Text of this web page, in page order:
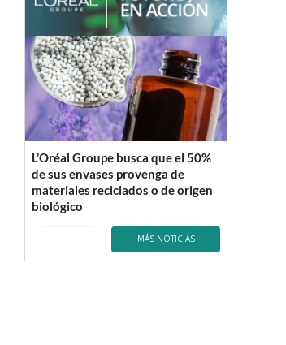
L’Oréal Groupe busca que el 50%
de sus envases provenga de
materiales reciclados o de origen
biológico
MÁS NOTICIAS